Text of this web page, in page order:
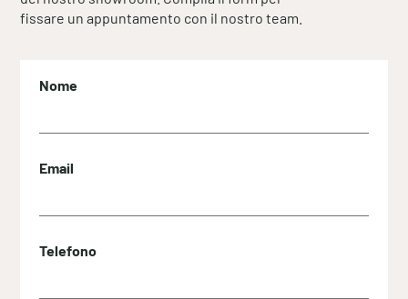
fissare un appuntamento con il nostro team.
Nome
Email
Telefono